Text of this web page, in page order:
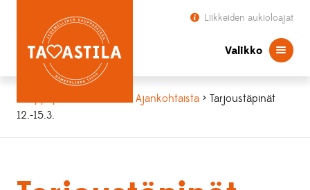
Liikkeiden aukioloajat
Valikko
>Ajankohtaista > Tarjoustäpinät
12.-15.3.